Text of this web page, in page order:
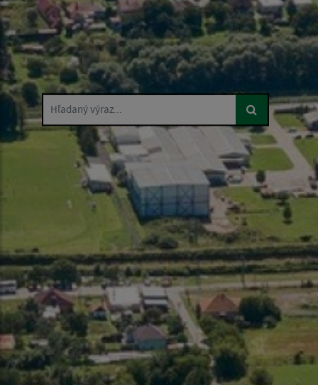
Hľadaný výraz...